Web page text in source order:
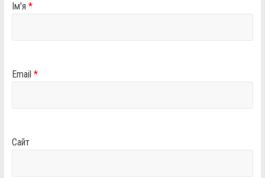
Ім'я *
Email *
Сайт